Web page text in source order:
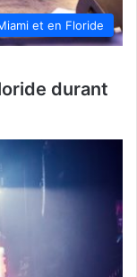
et en Floride
durant